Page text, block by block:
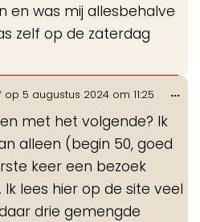
en was mij allesbehalve
zelf op de zaterdag
op 5 augustus 2024 om 11:25
met het volgende? Ik
alleen (begin 50, goed
keer een bezoek
lees hier op de site veel
drie gemengde
...